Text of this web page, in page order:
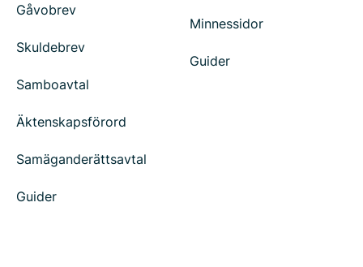
Gåvobrev
Skuldebrev
Samboavtal
Äktenskapsförord
Samäganderättsavtal
Guider
Minnessidor
Guider